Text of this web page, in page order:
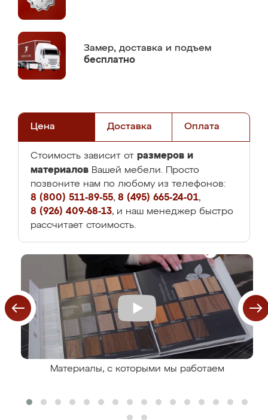
Замер, доставка и подъем
бесплатно
Цена Доставка Оплата
Стоимость зависит от размеров и
материалов Вашей мебели. Просто
позвоните нам по любому из телефонов:
8 (800) 511-89-55, 8 (495) 665-24-01,
8 (926) 409-68-13, и наш менеджер быстро
рассчитает стоимость.
Материалы, с которыми мы работаем